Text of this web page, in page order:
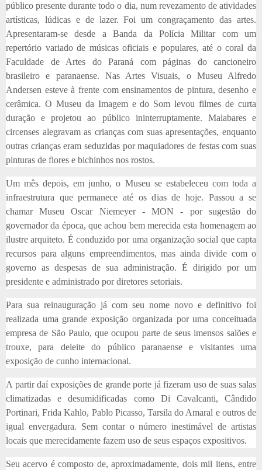
público presente durante todo o dia, num revezamento de atividades
artísticas, lúdicas e de lazer. Foi um congraçamento das artes.
Apresentaram-se desde a Banda da Polícia Militar com um
repertório variado de músicas oficiais e populares, até o coral da
Faculdade de Artes do Paraná com páginas do cancioneiro
brasileiro e paranaense. Nas Artes Visuais, o Museu Alfredo
Andersen esteve à frente com ensinamentos de pintura, desenho e
cerâmica. O Museu da Imagem e do Som levou filmes de curta
duração e projetou ao público ininterruptamente. Malabares e
circenses alegravam as crianças com suas apresentações, enquanto
outras crianças eram seduzidas por maquiadores de festas com suas
pinturas de flores e bichinhos nos rostos.
Um mês depois, em junho, o Museu se estabeleceu com toda a
infraestrutura que permanece até os dias de hoje. Passou a se
chamar Museu Oscar Niemeyer - MON - por sugestão do
governador da época, que achou bem merecida esta homenagem ao
ilustre arquiteto. É conduzido por uma organização social que capta
recursos para alguns empreendimentos, mas ainda divide com o
governo as despesas de sua administração. É dirigido por um
presidente e administrado por diretores setoriais.
Para sua reinauguração já com seu nome novo e definitivo foi
realizada uma grande exposição organizada por uma conceituada
empresa de São Paulo, que ocupou parte de seus imensos salões e
trouxe, para deleite do público paranaense e visitantes uma
exposição de cunho internacional.
A partir daí exposições de grande porte já fizeram uso de suas salas
climatizadas e desumidificadas como Di Cavalcanti, Cândido
Portinari, Frida Kahlo, Pablo Picasso, Tarsila do Amaral e outros de
igual envergadura. Sem contar o número inestimável de artistas
locais que merecidamente fazem uso de seus espaços expositivos.
Seu acervo é composto de, aproximadamente, dois mil itens, entre